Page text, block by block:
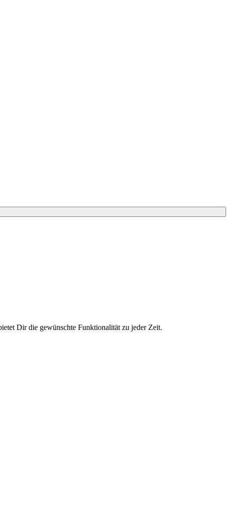
Dir die gewünschte Funktionalität zu jeder Zeit.